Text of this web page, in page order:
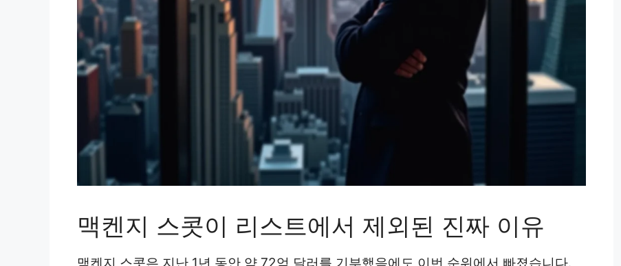
맥켄지 스콧이 리스트에서 제외된 진짜 이유
맥켄지 스콧은 지난 1년 동안 약 72억 달러를 기부했음에도 이번 순위에서 빠졌습니다.